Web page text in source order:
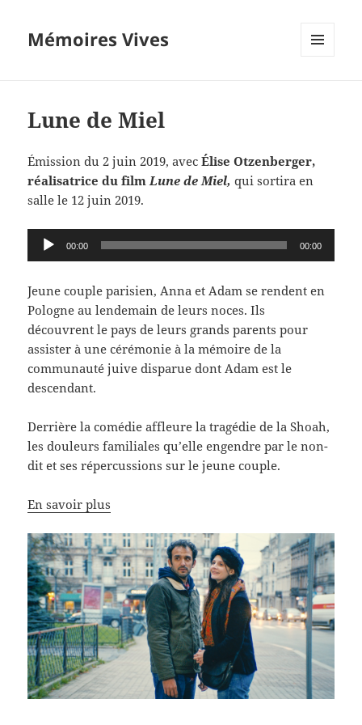
Mémoires Vives
Lune de Miel
Émission du 2 juin 2019, avecÉlise Otzenberger,
réalisatrice du filmLune de Miel,qui sortira en
salle le 12 juin 2019.
Lecteur
audio
00:00 00:00
Jeune couple parisien, Anna et Adam se rendent en
Pologne au lendemain de leurs noces. Ils
découvrent le pays de leurs grands parents pour
assister à une cérémonie à la mémoire de la
communauté juive disparue dont Adam est le
descendant.
Derrière la comédie affleure la tragédie de la Shoah,
les douleurs familiales qu’elle engendre par le non-
dit et ses répercussions sur le jeune couple.
En savoir plus